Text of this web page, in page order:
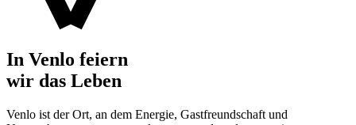
In Venlo feiern
wir das Leben
Venlo ist der Ort, an dem Energie, Gastfreundschaft und